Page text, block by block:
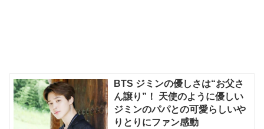
BTS ジミンの優しさは“お父さ
ん譲り”！ 天使のように優しい
ジミンのパパとの可愛らしいや
りとりにファン感動